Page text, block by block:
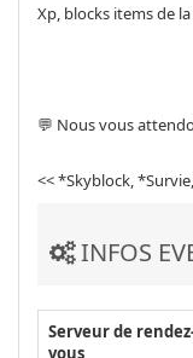
Xp, blocks items de
💬 Nous vous
<< *Skyblock,
INFOS
Serveur de
vous